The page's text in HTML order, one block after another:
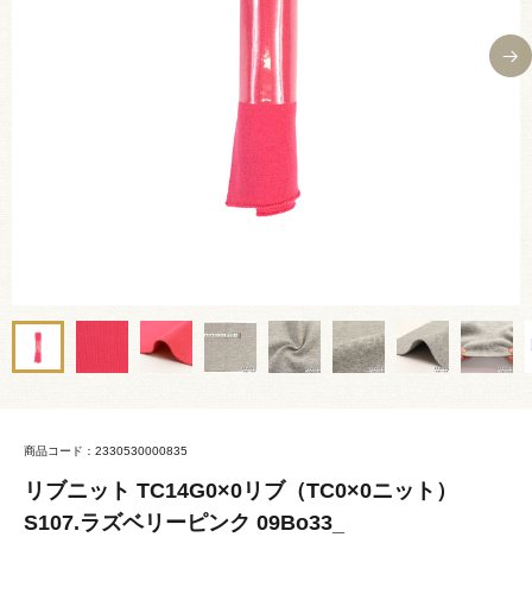
商品コード：2330530000835
リブニット TC14G0×0リブ（TC0×0ニット）
S107.ラズベリーピンク 09Bo33_